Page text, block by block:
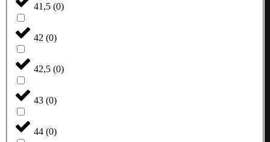
41,5 (0)
42 (0)
42,5 (0)
43 (0)
44 (0)